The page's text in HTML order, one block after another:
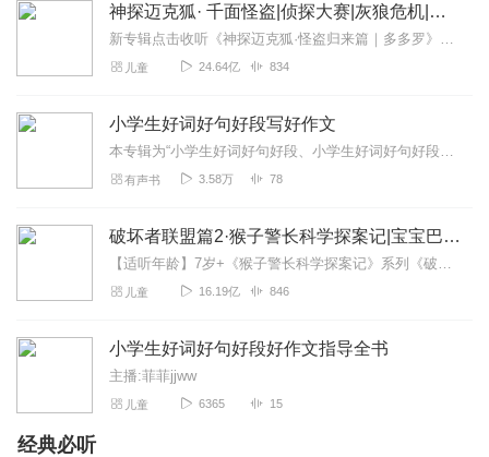
神探迈克狐· 千面怪盗|侦探大赛|灰狼危机|多多罗
新专辑点击收听《神探迈克狐·怪盗归来篇｜多多罗》！！！>>>点击进入主播橱窗购买《神探迈克狐》系列图书吧!<<<多多罗故事【点击前往】收听多多罗其他好玩有趣的故...
儿童 24.64亿 834
小学生好词好句好段写好作文
本专辑为“小学生好词好句好段、小学生好词好句好段好作文、小学生一句话日记”的合集，共3部，已完结。请勿再重复购买单本专辑！！！【简介】1、《小学生好词好...
有声书 3.58万 78
破坏者联盟篇2·猴子警长科学探案记|宝宝巴士故事
【适听年龄】7岁+《猴子警长科学探案记》系列《破坏者联盟篇1·猴子警长科学探案记》>>>《破坏者联盟篇2·猴子警长科学探案记》>>>《破坏者联盟篇3·猴子警长科...
儿童 16.19亿 846
小学生好词好句好段好作文指导全书
主播:菲菲jjww
儿童 6365 15
经典必听